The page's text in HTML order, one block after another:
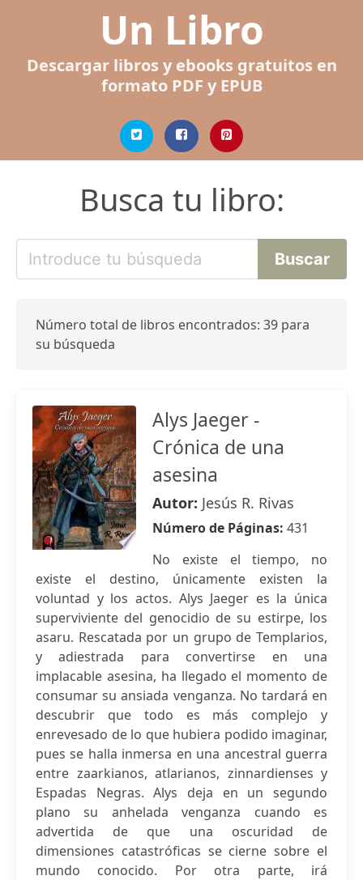
Un Libro
Descargar libros y ebooks gratuitos en
formato PDF y EPUB
Busca tu libro:
Número total de libros encontrados: 39 para
su búsqueda
Alys Jaeger -
Crónica de una
asesina
Autor: Jesús R. Rivas
Número de Páginas: 431
No existe el tiempo, no
existe el destino, únicamente existen la
voluntad y los actos. Alys Jaeger es la única
superviviente del genocidio de su estirpe, los
asaru. Rescatada por un grupo de Templarios,
y adiestrada para convertirse en una
implacable asesina, ha llegado el momento de
consumar su ansiada venganza. No tardará en
descubrir que todo es más complejo y
enrevesado de lo que hubiera podido imaginar,
pues se halla inmersa en una ancestral guerra
entre zaarkianos, atlarianos, zinnardienses y
Espadas Negras. Alys deja en un segundo
plano su anhelada venganza cuando es
advertida de que una oscuridad de
dimensiones catastróficas se cierne sobre el
mundo conocido. Por otra parte, irá